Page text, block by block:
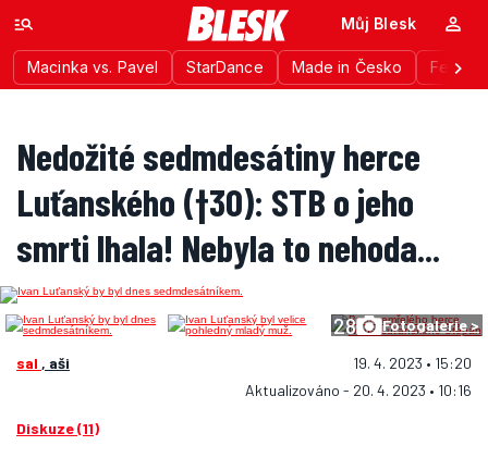
Macinka vs. Pavel StarDance Made in Česko
Můj Blesk
Nedožité sedmdesátiny herce
Luťanského (†30): STB o jeho
smrti lhala! Nebyla to nehoda...
28 Fotogalerie >
sal , aši
19. 4. 2023 • 15:20
Aktualizováno - 20. 4. 2023 • 10:16
Diskuze (11)